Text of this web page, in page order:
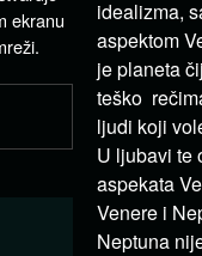
idealizma,
aspektom
je planeta
teško
ljudi koji
U ljubavi te
aspekata
Venere i
Neptuna
ekranu